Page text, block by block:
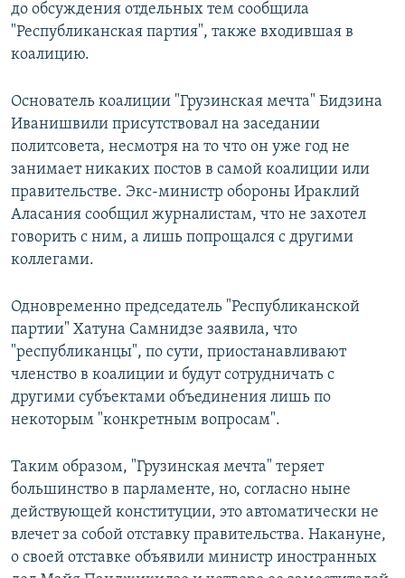
до обсуждения отдельных тем сообщила
"Республиканская партия", также входившая в
коалицию.
Основатель коалиции "Грузинская мечта" Бидзина
Иванишвили присутствовал на заседании
политсовета, несмотря на то что он уже год не
занимает никаких постов в самой коалиции или
правительстве. Экс-министр обороны Ираклий
Аласания сообщил журналистам, что не захотел
говорить с ним, а лишь попрощался с другими
коллегами.
Одновременно председатель "Республиканской
партии" Хатуна Самнидзе заявила, что
"республиканцы", по сути, приостанавливают
членство в коалиции и будут сотрудничать с
другими субъектами объединения лишь по
некоторым "конкретным вопросам".
Таким образом, "Грузинская мечта" теряет
большинство в парламенте, но, согласно ныне
действующей конституции, это автоматически не
влечет за собой отставку правительства. Накануне,
о своей отставке объявили министр иностранных